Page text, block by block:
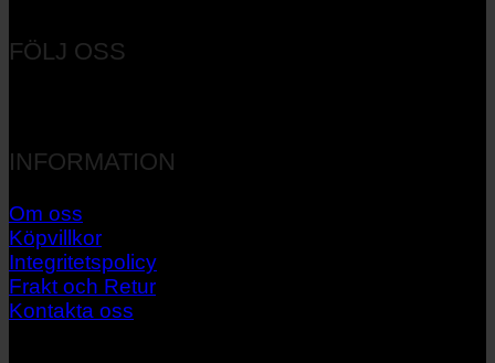
FÖLJ OSS
INFORMATION
Om oss
Köpvillkor
Integritetspolicy
Frakt och Retur
Kontakta oss